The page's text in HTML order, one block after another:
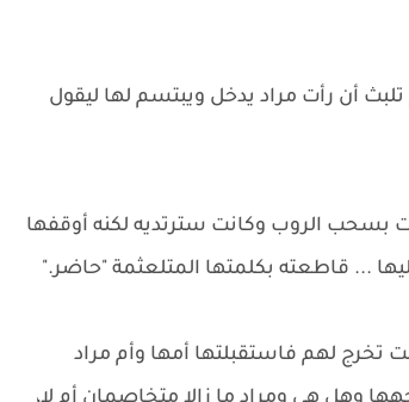
أن رأت مراد يدخل ويبتسم لها ليقول
الروب وكانت سترتديه لكنه أوقفها
... قاطعته بكلمتها المتلعثمة "حاضر."
تخرج لهم فاستقبلتها أمها وأم مراد